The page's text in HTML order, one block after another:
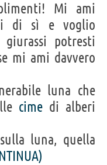
Mi ami
di sì e voglio
potresti
mi ami davvero
luna che
cimedi alberi
sulla luna, quella